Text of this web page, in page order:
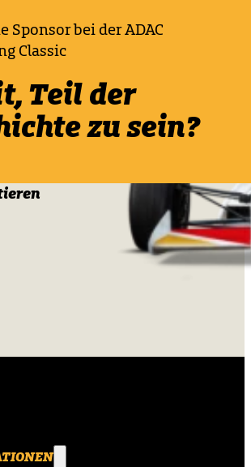
Sponsor bei der ADAC
Classic
Teil der
zu sein?